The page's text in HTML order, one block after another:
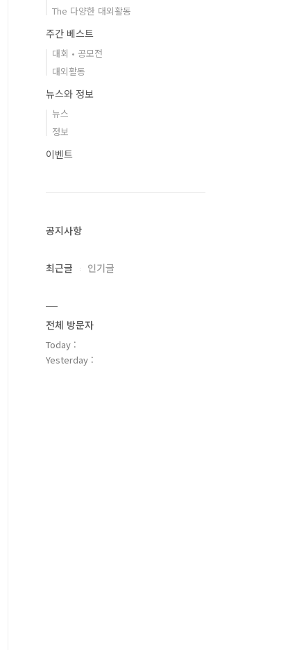
The 다양한 대외활동
주간 베스트
대회 • 공모전
대외활동
뉴스와 정보
뉴스
정보
이벤트
공지사항
최근글 인기글
전체 방문자
Today :
Yesterday :